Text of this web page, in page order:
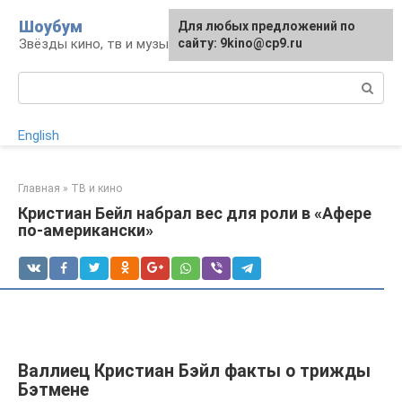
контенту
Шоубум
Звёзды кино, тв и музыки
English
Главная » ТВ и кино
Кристиан Бейл набрал вес для роли в «Афере
по-американски»
Валлиец Кристиан Бэйл факты о трижды
Бэтмене
Для любых предложений по
сайту: 9kino@cp9.ru